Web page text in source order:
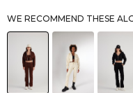
WE RECOMMEND THESE